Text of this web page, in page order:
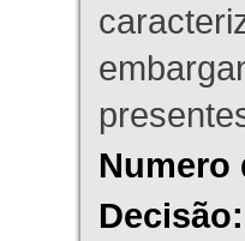
Numero
Decisão: